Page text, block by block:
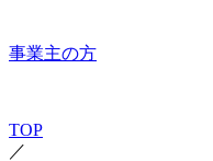
事業主の方
TOP
／